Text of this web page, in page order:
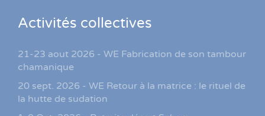
Activités collectives
21-23 aout 2026 - WE Fabrication de son tambour
chamanique
20 sept. 2026 - WE Retour à la matrice : le rituel de
la hutte de sudation